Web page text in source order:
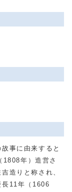
事に由来すると
年）造営さ
造りと称され、
長11年（1606